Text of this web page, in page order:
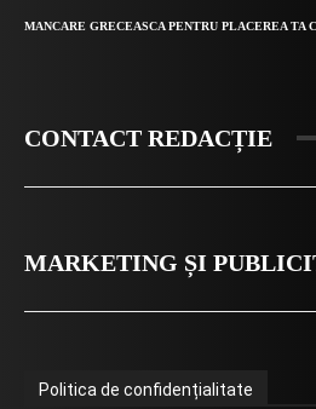
MANCARE GRECEASCA PENTRU PLACEREA TA
CONTACT REDACȚIE
MARKETING ȘI
Politica de confidențialitate